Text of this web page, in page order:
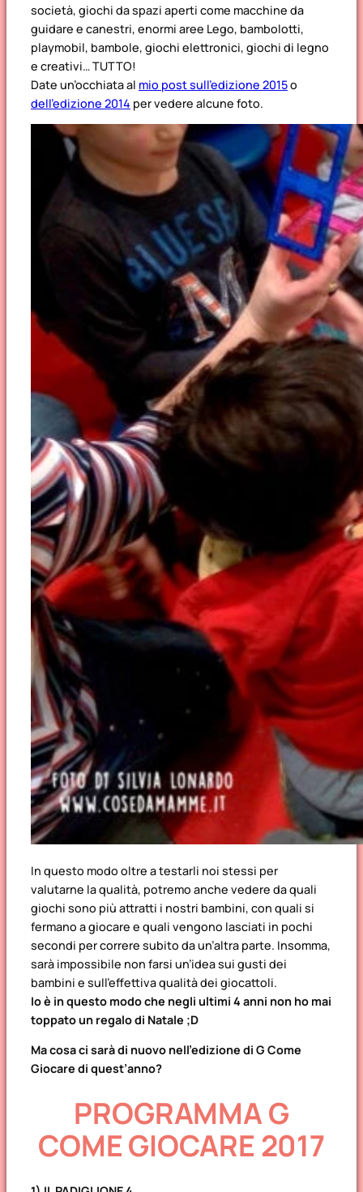
società, giochi da spazi aperti come macchine da
guidare e canestri, enormi aree Lego, bambolotti,
playmobil, bambole, giochi elettronici, giochi di legno
e creativi… TUTTO!
Date un’occhiata al mio post sull’edizione 2015o
dell’edizione 2014 per vedere alcune foto.
In questo modo oltre a testarli noi stessi per
valutarne la qualità, potremo anche vedere da quali
giochi sono più attratti i nostri bambini, con quali si
fermano a giocare e quali vengono lasciati in pochi
secondi per correre subito da un’altra parte. Insomma,
sarà impossibile non farsi un’idea sui gusti dei
bambini e sull’effettiva qualità dei giocattoli.
Io è in questo modo che negli ultimi 4 anni non ho mai
toppato un regalo di Natale ;D
Ma cosa ci sarà di nuovo nell’edizione di G Come
Giocare di quest’anno?
PROGRAMMA G
COME GIOCARE 2017